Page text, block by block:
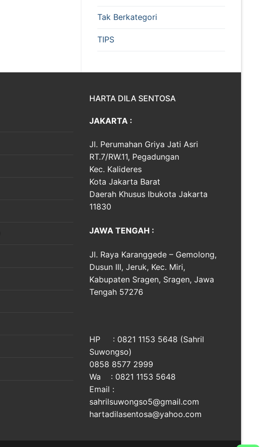
Tak Berkategori
TIPS
HARTA DILA SENTOSA
JAKARTA :
Jl. Perumahan Griya Jati Asri
RT.7/RW.11, Pegadungan
Kec. Kalideres
Kota Jakarta Barat
Daerah Khusus Ibukota Jakarta
11830
JAWA TENGAH :
Jl. Raya Karanggede – Gemolong,
Dusun III, Jeruk, Kec. Miri,
Kabupaten Sragen, Sragen, Jawa
Tengah 57276
HP : 0821 1153 5648 (Sahril
Suwongso)
0858 8577 2999
Wa : 0821 1153 5648
Email :
sahrilsuwongso5@gmail.com
hartadilasentosa@yahoo.com